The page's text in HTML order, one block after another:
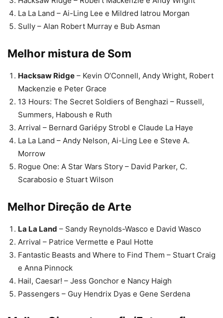
La La Land – Ai-Ling Lee e Mildred Iatrou Morgan
Sully – Alan Robert Murray e Bub Asman
Melhor mistura de Som
Hacksaw Ridge – Kevin O’Connell, Andy Wright, Robert
Mackenzie e Peter Grace
13 Hours: The Secret Soldiers of Benghazi – Russell,
Summers, Haboush e Ruth
Arrival – Bernard Gariépy Strobl e Claude La Haye
La La Land – Andy Nelson, Ai-Ling Lee e Steve A.
Morrow
Rogue One: A Star Wars Story – David Parker, C.
Scarabosio e Stuart Wilson
Melhor Direção de Arte
La La Land – Sandy Reynolds-Wasco e David Wasco
Arrival – Patrice Vermette e Paul Hotte
Fantastic Beasts and Where to Find Them – Stuart Craig
e Anna Pinnock
Hail, Caesar! – Jess Gonchor e Nancy Haigh
Passengers – Guy Hendrix Dyas e Gene Serdena